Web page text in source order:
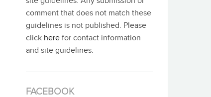
comment that does not match these
guidelines is not published. Please
click here for contact information
and site guidelines.
FACEBOOK